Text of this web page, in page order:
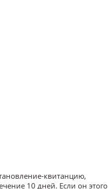
квитанцию,
10 дней. Если он этого